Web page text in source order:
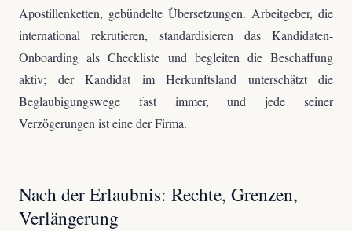
Apostillenketten, gebündelte Übersetzungen. Arbeitgeber, die
international rekrutieren, standardisieren das Kandidaten-
Onboarding als Checkliste und begleiten die Beschaffung
aktiv; der Kandidat im Herkunftsland unterschätzt die
Beglaubigungswege fast immer, und jede seiner
Verzögerungen ist eine der Firma.
Nach der Erlaubnis: Rechte, Grenzen,
Verlängerung